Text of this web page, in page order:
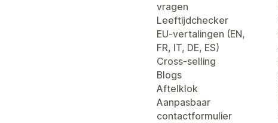
vragen
Leeftijdchecker
EU-vertalingen (EN,
FR, IT, DE, ES)
Cross-selling
Blogs
Aftelklok
Aanpasbaar
contactformulier